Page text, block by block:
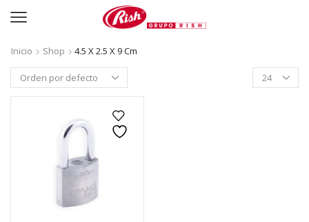
Inicio Shop
4.5 X 2.5 X 9 Cm
Productos
per